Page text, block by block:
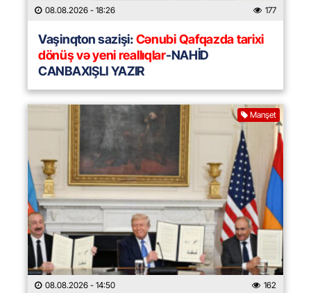
08.08.2026 - 18:26 177
Vaşinqton sazişi:Cənubi Qafqazda tarixi
dönüş və yeni reallıqlar-NAHİD
CANBAXIŞLI YAZIR
Manşet
08.08.2026 - 14:50 162